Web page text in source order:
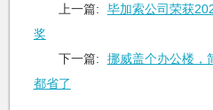
上一篇:
毕加索公司荣获
奖
下一篇:
挪威盖个办公楼，
都省了